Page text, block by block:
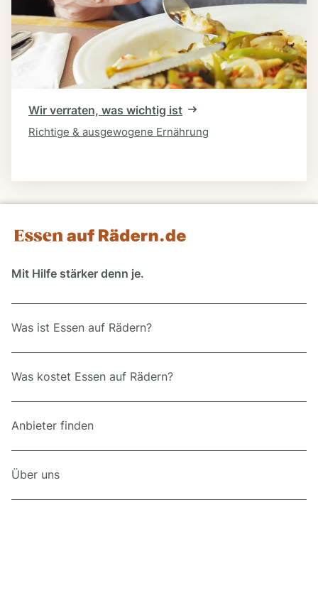
Wir verraten, was wichtig ist
Richtige & ausgewogene Ernährung
Mit Hilfe stärker denn je.
Was ist Essen auf Rädern?
Was kostet Essen auf Rädern?
Anbieter finden
Über uns